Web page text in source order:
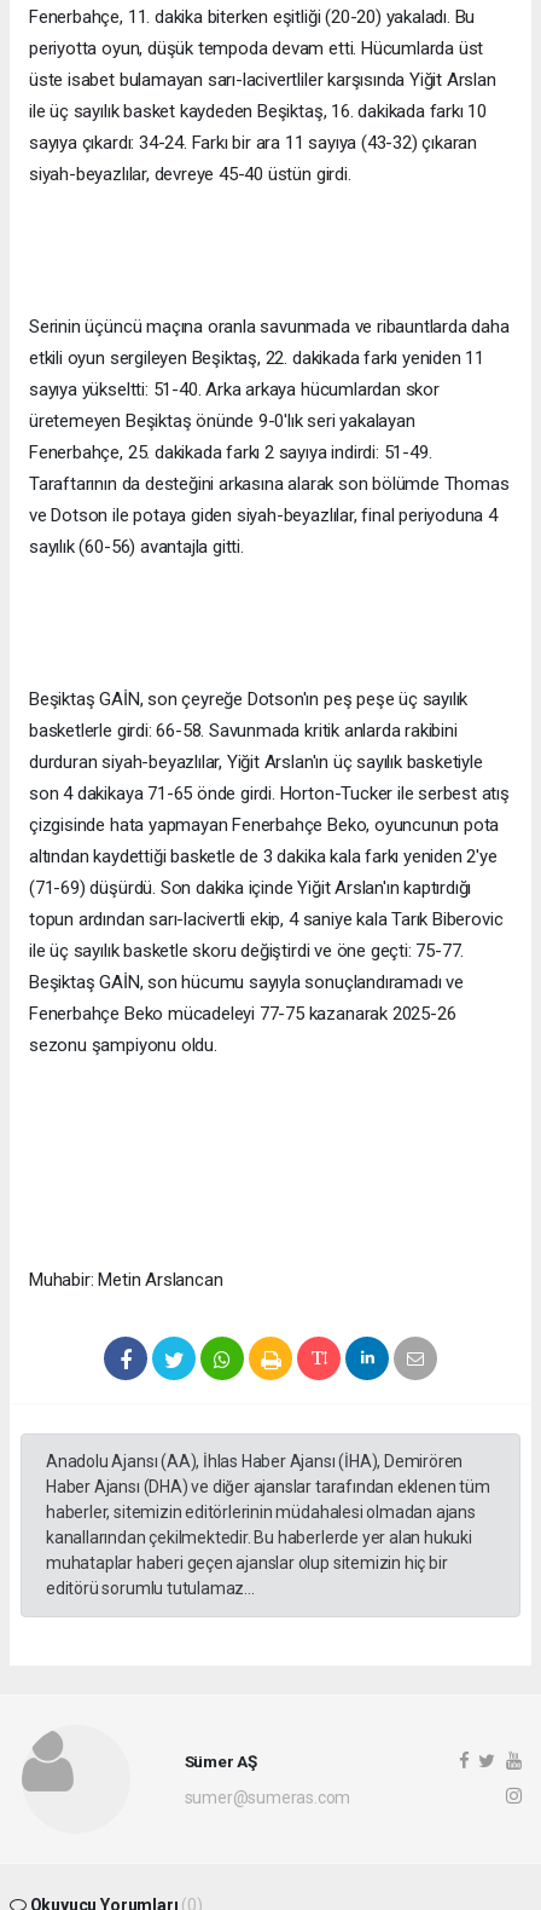
Fenerbahçe, 11. dakika biterken eşitliği (20-20) yakaladı. Bu
periyotta oyun, düşük tempoda devam etti. Hücumlarda üst
üste isabet bulamayan sarı-lacivertliler karşısında Yiğit Arslan
ile üç sayılık basket kaydeden Beşiktaş, 16. dakikada farkı 10
sayıya çıkardı: 34-24. Farkı bir ara 11 sayıya (43-32) çıkaran
siyah-beyazlılar, devreye 45-40 üstün girdi.
Serinin üçüncü maçına oranla savunmada ve ribauntlarda daha
etkili oyun sergileyen Beşiktaş, 22. dakikada farkı yeniden 11
sayıya yükseltti: 51-40. Arka arkaya hücumlardan skor
üretemeyen Beşiktaş önünde 9-0'lık seri yakalayan
Fenerbahçe, 25. dakikada farkı 2 sayıya indirdi: 51-49.
Taraftarının da desteğini arkasına alarak son bölümde Thomas
ve Dotson ile potaya giden siyah-beyazlılar, final periyoduna 4
sayılık (60-56) avantajla gitti.
Beşiktaş GAİN, son çeyreğe Dotson'ın peş peşe üç sayılık
basketlerle girdi: 66-58. Savunmada kritik anlarda rakibini
durduran siyah-beyazlılar, Yiğit Arslan'ın üç sayılık basketiyle
son 4 dakikaya 71-65 önde girdi. Horton-Tucker ile serbest atış
çizgisinde hata yapmayan Fenerbahçe Beko, oyuncunun pota
altından kaydettiği basketle de 3 dakika kala farkı yeniden 2'ye
(71-69) düşürdü. Son dakika içinde Yiğit Arslan'ın kaptırdığı
topun ardından sarı-lacivertli ekip, 4 saniye kala Tarık Biberovic
ile üç sayılık basketle skoru değiştirdi ve öne geçti: 75-77.
Beşiktaş GAİN, son hücumu sayıyla sonuçlandıramadı ve
Fenerbahçe Beko mücadeleyi 77-75 kazanarak 2025-26
sezonu şampiyonu oldu.
Muhabir: Metin Arslancan
Anadolu Ajansı (AA), İhlas Haber Ajansı (İHA), Demirören
Haber Ajansı (DHA) ve diğer ajanslar tarafından eklenen tüm
haberler, sitemizin editörlerinin müdahalesi olmadan ajans
kanallarından çekilmektedir. Bu haberlerde yer alan hukuki
muhataplar haberi geçen ajanslar olup sitemizin hiç bir
editörü sorumlu tutulamaz...
Sümer AŞ
sumer@sumeras.com
Okuyucu Yorumları (0)